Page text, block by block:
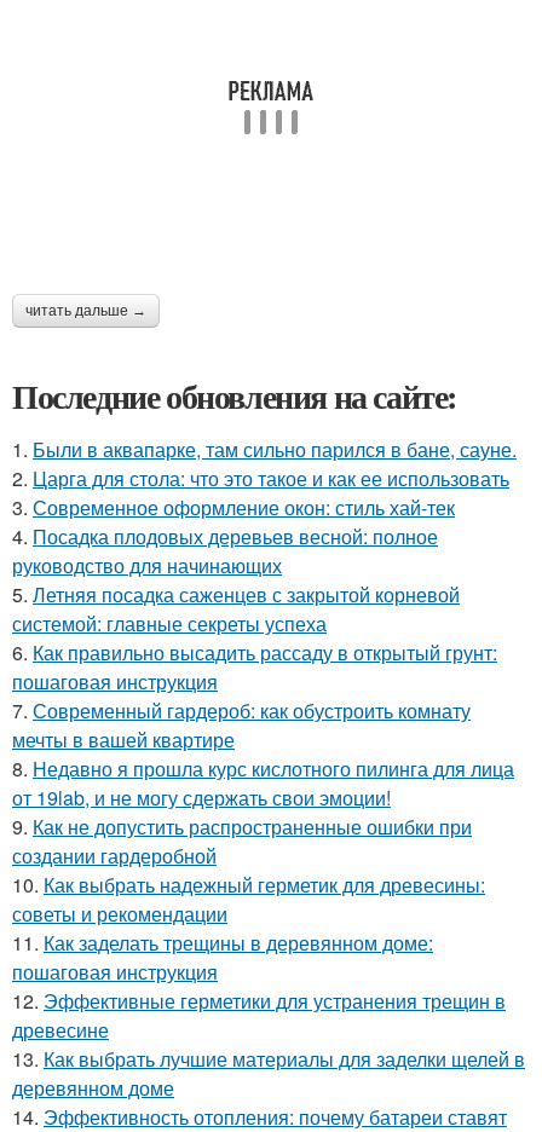
читать дальше →
Последние обновления на сайте:
1. Были в аквапарке, там сильно парился в бане, сауне.
2. Царга для стола: что это такое и как ее использовать
3. Современное оформление окон: стиль хай-тек
4. Посадка плодовых деревьев весной: полное
руководство для начинающих
5. Летняя посадка саженцев с закрытой корневой
системой: главные секреты успеха
6. Как правильно высадить рассаду в открытый грунт:
пошаговая инструкция
7. Современный гардероб: как обустроить комнату
мечты в вашей квартире
8. Недавно я прошла курс кислотного пилинга для лица
от 19lab, и не могу сдержать свои эмоции!
9. Как не допустить распространенные ошибки при
создании гардеробной
10. Как выбрать надежный герметик для древесины:
советы и рекомендации
11. Как заделать трещины в деревянном доме:
пошаговая инструкция
12. Эффективные герметики для устранения трещин в
древесине
13. Как выбрать лучшие материалы для заделки щелей в
деревянном доме
14. Эффективность отопления: почему батареи ставят